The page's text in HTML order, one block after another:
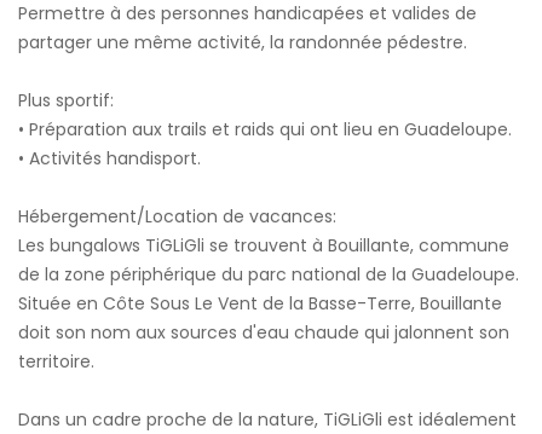
Permettre à des personnes handicapées et valides de
partager une même activité, la randonnée pédestre.
Plus sportif:
• Préparation aux trails et raids qui ont lieu en Guadeloupe.
• Activités handisport.
Hébergement/Location de vacances:
Les bungalows TiGLiGli se trouvent à Bouillante, commune
de la zone périphérique du parc national de la Guadeloupe.
Située en Côte Sous Le Vent de la Basse-Terre, Bouillante
doit son nom aux sources d'eau chaude qui jalonnent son
territoire.
Dans un cadre proche de la nature, TiGLiGli est idéalement